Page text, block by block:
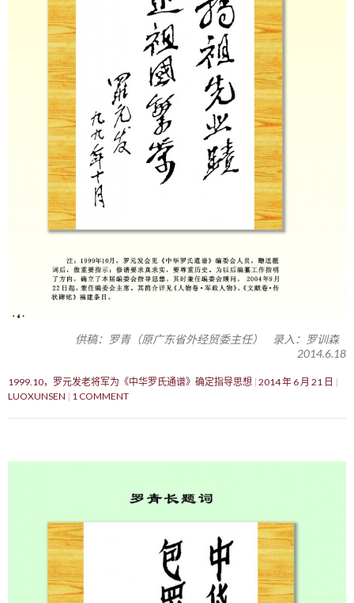
供稿：罗青（原广东省外经贸委主任） 录入：罗训森
2014.6.18
1999.10，罗元发老将军为《中华罗氏通谱》确定指导思想 2014 年 6 月 21 日
LUOXUNSEN
1 COMMENT